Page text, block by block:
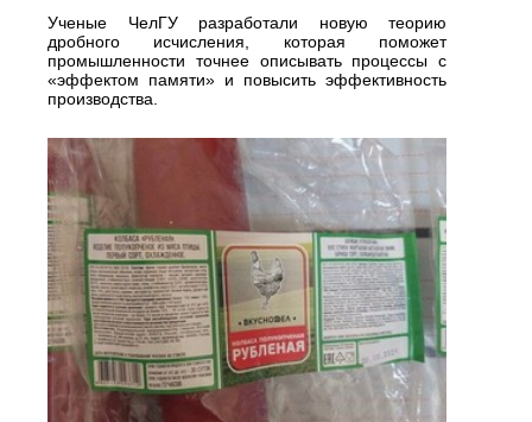
Ученые ЧелГУ разработали новую теорию
дробного исчисления, которая поможет
промышленности точнее описывать процессы с
«эффектом памяти» и повысить эффективность
производства.